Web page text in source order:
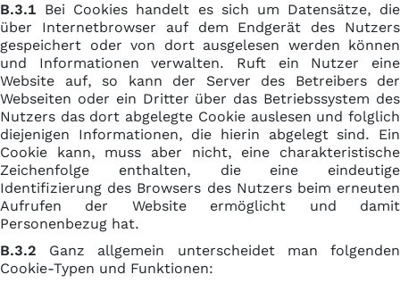
B.3.1 Bei Cookies handelt es sich um Datensätze, die
über Internetbrowser auf dem Endgerät des Nutzers
gespeichert oder von dort ausgelesen werden können
und Informationen verwalten. Ruft ein Nutzer eine
Website auf, so kann der Server des Betreibers der
Webseiten oder ein Dritter über das Betriebssystem des
Nutzers das dort abgelegte Cookie auslesen und folglich
diejenigen Informationen, die hierin abgelegt sind. Ein
Cookie kann, muss aber nicht, eine charakteristische
Zeichenfolge enthalten, die eine eindeutige
Identifizierung des Browsers des Nutzers beim erneuten
Aufrufen der Website ermöglicht und damit
Personenbezug hat.
B.3.2 Ganz allgemein unterscheidet man folgenden
Cookie-Typen und Funktionen: